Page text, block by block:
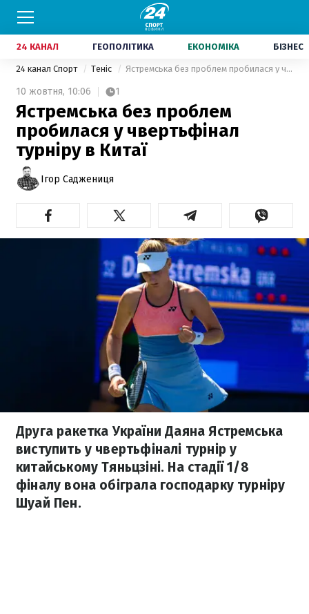
24 КАНАЛ ГЕОПОЛІТИКА ЕКОНОМІКА БІЗНЕС
24 канал Спорт Теніс Ястремська без проблем пробилася у чвертьфінал турніру в Китаї
10 жовтня, 10:06 1
Ястремська без проблем
пробилася у чвертьфінал
турніру в Китаї
Ігор Саджениця
Друга ракетка України Даяна Ястремська
виступить у чвертьфіналі турнір у
китайському Тяньцзіні. На стадії 1/8
фіналу вона обіграла господарку турніру
Шуай Пен.